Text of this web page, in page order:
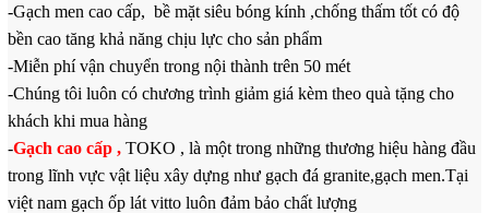
-Gạch men cao cấp, bề mặt siêu bóng kính ,chống thấm tốt có độ
bền cao tăng khả năng chịu lực cho sản phẩm
-Miễn phí vận chuyển trong nội thành trên 50 mét
-Chúng tôi luôn có chương trình giảm giá kèm theo quà tặng cho
khách khi mua hàng
-Gạch cao cấp , TOKO , là một trong những thương hiệu hàng đầu
trong lĩnh vực vật liệu xây dựng như gạch đá granite,gạch men.Tại
việt nam gạch ốp lát vitto luôn đảm bảo chất lượng